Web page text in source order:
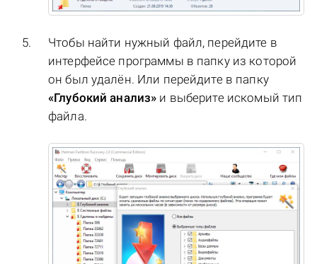
Чтобы найти нужный файл, перейдите в
интерфейсе программы в папку из которой
он был удалён. Или перейдите в папку
«Глубокий анализ» и выберите искомый тип
файла.